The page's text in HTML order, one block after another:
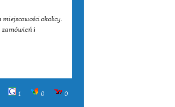
okolicy.
zamówień i
1 0 0